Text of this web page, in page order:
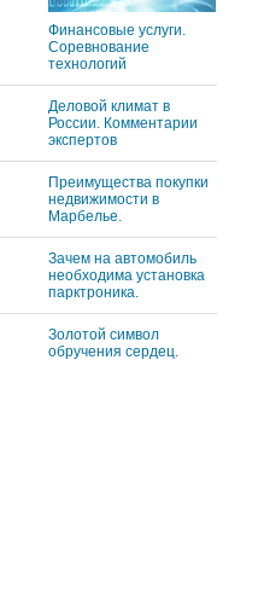
Финансовые услуги.
Соревнование
технологий
Деловой климат в
России. Комментарии
экспертов
Преимущества покупки
недвижимости в
Марбелье.
Зачем на автомобиль
необходима установка
парктроника.
Золотой символ
обручения сердец.